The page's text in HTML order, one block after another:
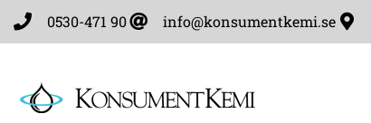
0530-471 90 info@konsumentkemi.se